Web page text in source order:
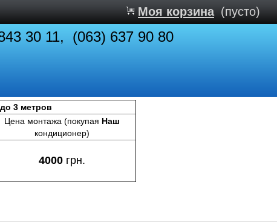
Моя корзина (пусто)
30 11, (063) 637 90 80
3 метров
Цена монтажа (покупая Наш
кондиционер)
4000 грн.